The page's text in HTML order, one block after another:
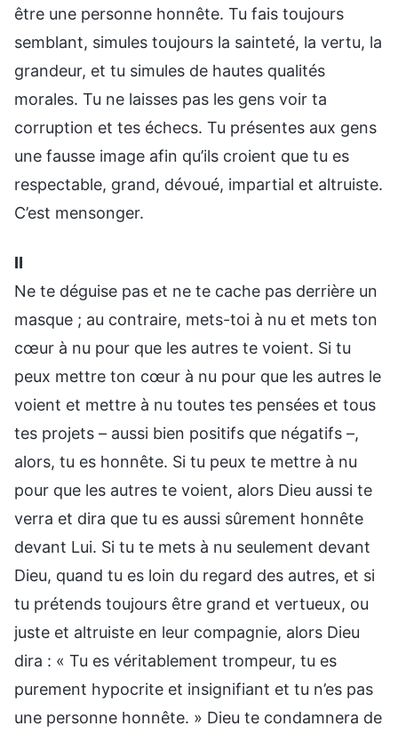
être une personne honnête. Tu fais toujours
semblant, simules toujours la sainteté, la vertu, la
grandeur, et tu simules de hautes qualités
morales. Tu ne laisses pas les gens voir ta
corruption et tes échecs. Tu présentes aux gens
une fausse image afin qu’ils croient que tu es
respectable, grand, dévoué, impartial et altruiste.
C’est mensonger.
Ⅱ
Ne te déguise pas et ne te cache pas derrière un
masque ; au contraire, mets-toi à nu et mets ton
cœur à nu pour que les autres te voient. Si tu
peux mettre ton cœur à nu pour que les autres le
voient et mettre à nu toutes tes pensées et tous
tes projets – aussi bien positifs que négatifs –,
alors, tu es honnête. Si tu peux te mettre à nu
pour que les autres te voient, alors Dieu aussi te
verra et dira que tu es aussi sûrement honnête
devant Lui. Si tu te mets à nu seulement devant
Dieu, quand tu es loin du regard des autres, et si
tu prétends toujours être grand et vertueux, ou
juste et altruiste en leur compagnie, alors Dieu
dira : « Tu es véritablement trompeur, tu es
purement hypocrite et insignifiant et tu n’es pas
une personne honnête. » Dieu te condamnera de